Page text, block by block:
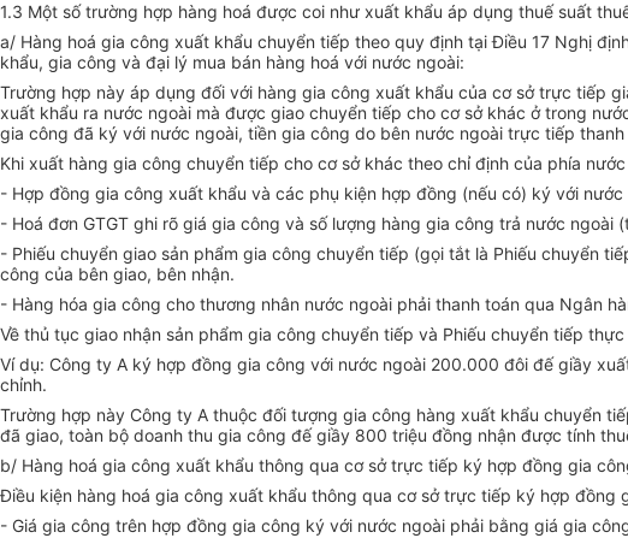
1.3 Một số trường hợp hàng hoá được coi như xuất khẩu áp dụng thuế suất
a/ Hàng hoá gia công xuất khẩu chuyển tiếp theo quy định tại Điều 17 Nghị
khẩu, gia công và đại lý mua bán hàng hoá với nước ngoài:
Trường hợp này áp dụng đối với hàng gia công xuất khẩu của cơ sở trực tiếp
xuất khẩu ra nước ngoài mà được giao chuyển tiếp cho cơ sở khác ở trong
gia công đã ký với nước ngoài, tiền gia công do bên nước ngoài trực tiếp thanh
Khi xuất hàng gia công chuyển tiếp cho cơ sở khác theo chỉ định của phía
- Hợp đồng gia công xuất khẩu và các phụ kiện hợp đồng (nếu có) ký với
- Hoá đơn GTGT ghi rõ giá gia công và số lượng hàng gia công trả nước
- Phiếu chuyển giao sản phẩm gia công chuyển tiếp (gọi tắt là Phiếu chuyển
công của bên giao, bên nhận.
- Hàng hóa gia công cho thương nhân nước ngoài phải thanh toán qua Ngân
Về thủ tục giao nhận sản phẩm gia công chuyển tiếp và Phiếu chuyển tiếp
Ví dụ: Công ty A ký hợp đồng gia công với nước ngoài 200.000 đôi đế giầy
chỉnh.
Trường hợp này Công ty A thuộc đối tượng gia công hàng xuất khẩu chuyển
đã giao, toàn bộ doanh thu gia công đế giầy 800 triệu đồng nhận được tính
b/ Hàng hoá gia công xuất khẩu thông qua cơ sở trực tiếp ký hợp đồng gia
Điều kiện hàng hoá gia công xuất khẩu thông qua cơ sở trực tiếp ký hợp đồng
- Giá gia công trên hợp đồng gia công ký với nước ngoài phải bằng giá gia